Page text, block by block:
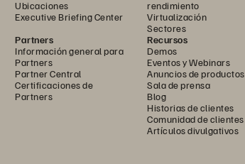
Ubicaciones
Executive Briefing Center
rendimiento
Virtualización
Sectores
Partners
Información general para
Partners
Partner Central
Certificaciones de
Partners
Recursos
Demos
Eventos y Webinars
Anuncios de productos
Sala de prensa
Blog
Historias de clientes
Comunidad de clientes
Artículos divulgativos